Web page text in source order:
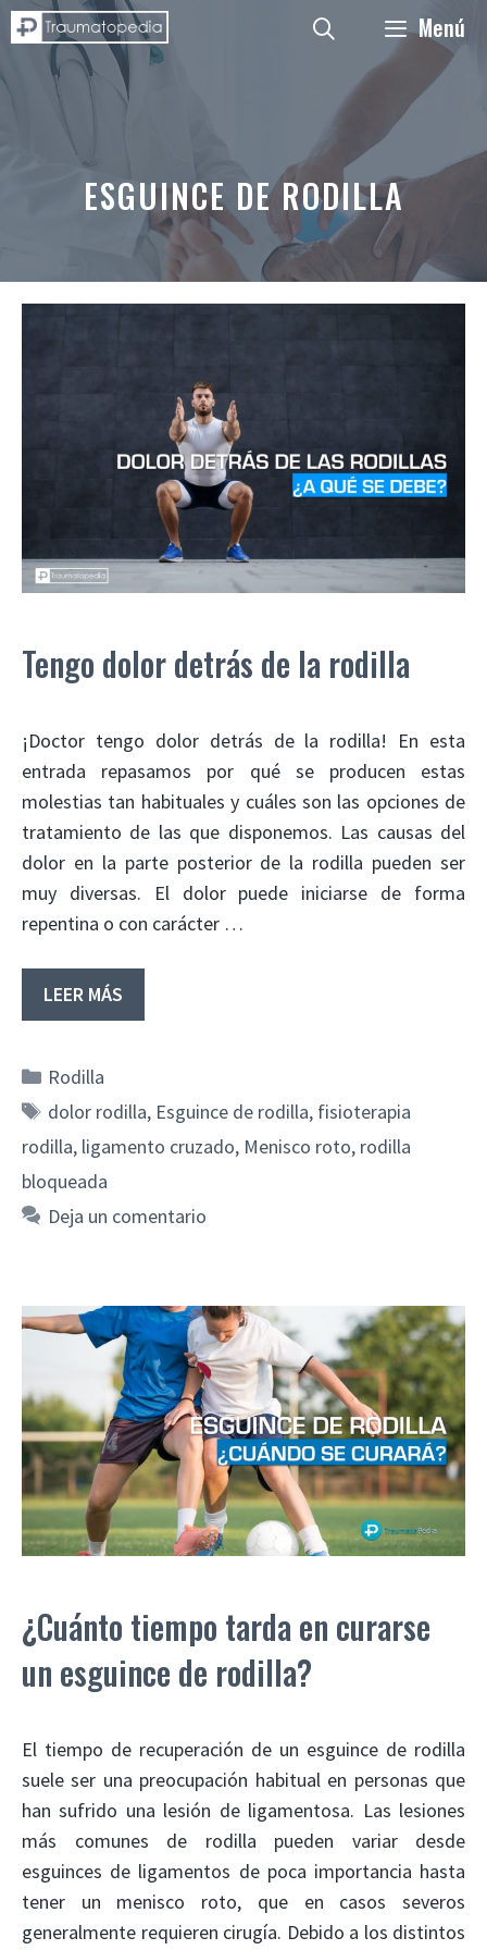
Saltar
al
contenido
Menú
ESGUINCE DE RODILLA
Tengo dolor detrás de la rodilla
¡Doctor tengo dolor detrás de la rodilla! En esta
entrada repasamos por qué se producen estas
molestias tan habituales y cuáles son las opciones de
tratamiento de las que disponemos. Las causas del
dolor en la parte posterior de la rodilla pueden ser
muy diversas. El dolor puede iniciarse de forma
repentina o con carácter …
LEER MÁS
Categorías
Rodilla
Etiquetas
dolor rodilla, Esguince de rodilla, fisioterapia
rodilla, ligamento cruzado, Menisco roto, rodilla
bloqueada
Deja un comentario
¿Cuánto tiempo tarda en curarse
un esguince de rodilla?
El tiempo de recuperación de un esguince de rodilla
suele ser una preocupación habitual en personas que
han sufrido una lesión de ligamentosa. Las lesiones
más comunes de rodilla pueden variar desde
esguinces de ligamentos de poca importancia hasta
tener un menisco roto, que en casos severos
generalmente requieren cirugía. Debido a los distintos